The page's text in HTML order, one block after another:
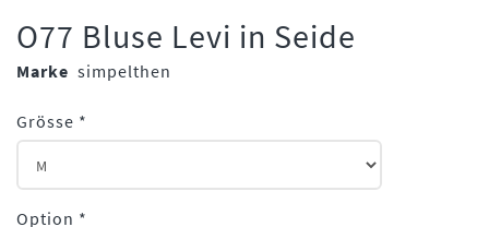
O77 Bluse Levi in Seide
Marke simpelthen
Grösse *
Option *